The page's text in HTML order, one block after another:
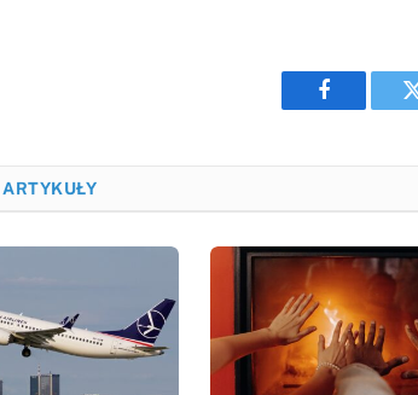
Facebook
ARTYKUŁY